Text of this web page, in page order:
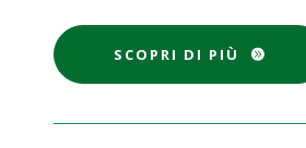
SCOPRI DI PIÙ